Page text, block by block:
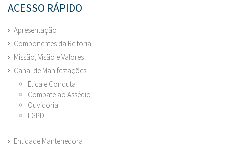
ACESSO RÁPIDO
Apresentação
Componentes da Reitoria
Missão, Visão e Valores
Canal de Manifestações
Ética e Conduta
Combate ao Assédio
Ouvidoria
LGPD
Entidade Mantenedora